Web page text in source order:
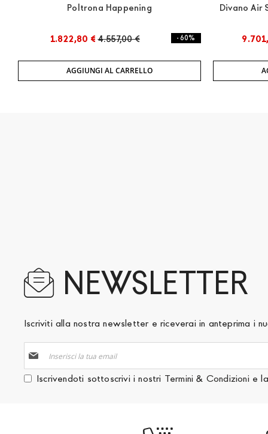
Poltrona Happening
1.822,80 € 4.557,00 € - 60%
AGGIUNGI AL CARRELLO
Divano Air
NEWSLETTER
Iscriviti alla nostra newsletter e riceverai in anteprima i
alla
nostra
Newsletter:
Iscrivendoti sottoscrivi i nostri Termini & Condizioni e